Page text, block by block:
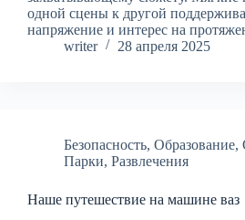
одной сцены к другой
напряжение и интерес на
writer
28 апреля 2025
Безопасность, Образование,
Парки, Развлечения
Наше путешествие на машине ваз